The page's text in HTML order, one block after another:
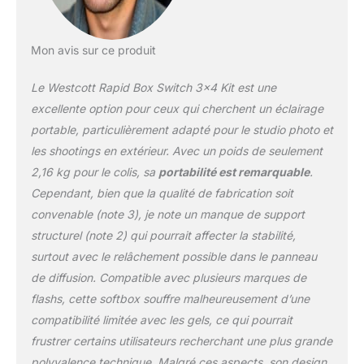
Supports
peut être jumelée avec
des inserts de montage
de lumière, qui sont
faciles à fixer à l'arrière
du modificateur et
disponibles pour
pratiquement n'importe
quel stroboscope,
Speedlite ou monolight
Conçu pour durer : cette
boîte à lumière est
construite avec un collier
de verrouillage
baleines entièrement
métalliques Tissu de
Mon avis sur ce produit
Le Westcott Rapid Box Switch 3×4 Kit est une
excellente option pour ceux qui cherchent un éclairage
portable, particulièrement adapté pour le studio photo et
les shootings en extérieur. Avec un poids de seulement
2,16 kg pour le colis, sa portabilité est remarquable.
Cependant, bien que la qualité de fabrication soit
convenable (note 3), je note un manque de support
structurel (note 2) qui pourrait affecter la stabilité,
surtout avec le relâchement possible dans le panneau
de diffusion. Compatible avec plusieurs marques de
flashs, cette softbox souffre malheureusement d’une
compatibilité limitée avec les gels, ce qui pourrait
frustrer certains utilisateurs recherchant une plus grande